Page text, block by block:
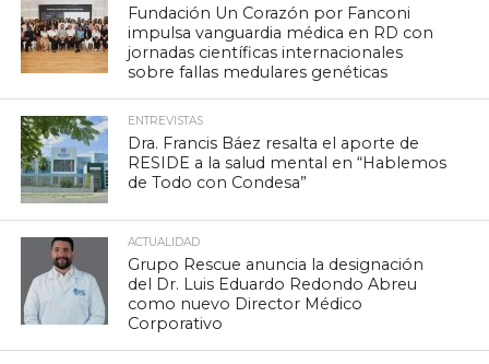
Fundación Un Corazón por Fanconi
impulsa vanguardia médica en RD con
jornadas científicas internacionales
sobre fallas medulares genéticas
ENTREVISTAS
Dra. Francis Báez resalta el aporte de
RESIDE a la salud mental en “Hablemos
de Todo con Condesa”
ACTUALIDAD
Grupo Rescue anuncia la designación
del Dr. Luis Eduardo Redondo Abreu
como nuevo Director Médico
Corporativo